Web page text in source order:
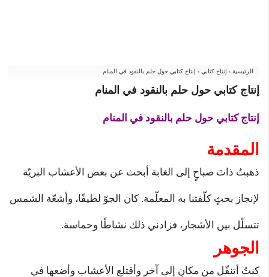
الرئيسية › إنتاج كتابي › إنتاج كتابي حول حلم بالنقود في المنام
إنتاج كتابي حول حلم بالنقود في المنام
إنتاج كتابي حول حلم بالنقود في المنام
المقدمة
ذهبتُ ذاتَ صباحٍ إلى الغابة أبحث عن بعض الأعشاب البريّة
لإنجاز بحثٍ كلّفتنا به المعلّمة. كان الجوّ لطيفًا، وأشعّة الشمس
تتسلّل بين الأشجار، فزادني ذلك نشاطًا وحماسة.
الجوهر
كنتُ أتنقّل من مكانٍ إلى آخر وأقتلع الأعشاب وأضعها في